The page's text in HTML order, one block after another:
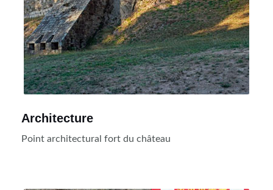
Architecture
Point architectural fort du château